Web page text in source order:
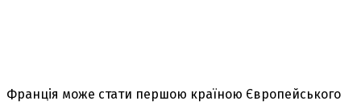
Франція може стати першою країною Європейського